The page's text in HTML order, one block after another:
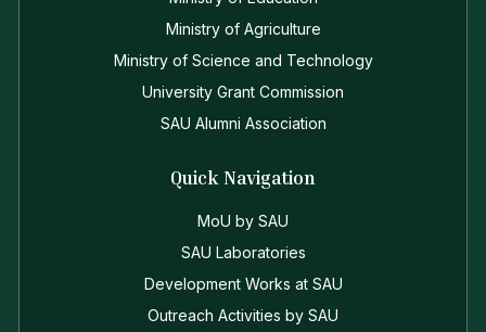
Ministry of Agriculture
Ministry of Science and Technology
University Grant Commission
SAU Alumni Association
Quick Navigation
MoU by SAU
SAU Laboratories
Development Works at SAU
Outreach Activities by SAU